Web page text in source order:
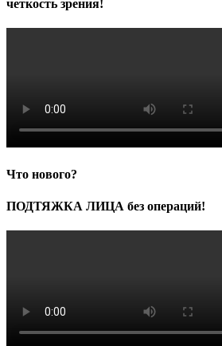
четкость зрения!
Что нового?
ПОДТЯЖКА ЛИЦА без операций!